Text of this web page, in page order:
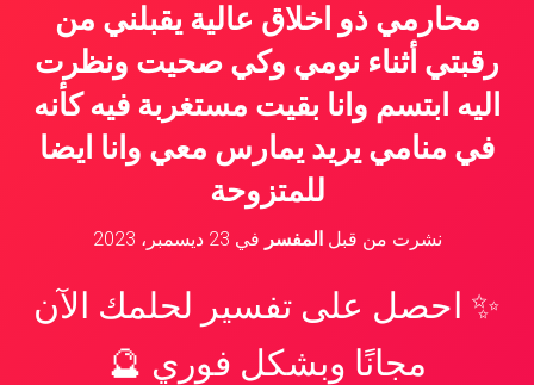
ق
محارمي ذو اخلاق عالية يقبلني من
رقبتي أثناء نومي وكي صحيت ونظرت
اليه ابتسم وانا بقيت مستغربة فيه كأنه
في منامي يريد يمارس معي وانا ايضا
للمتزوحة
نشرت من قبلالمفسر في 23 ديسمبر، 2023
✨ احصل على تفسير لحلمك الآن
مجانًا وبشكل فوري 🔮